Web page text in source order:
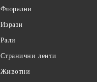
Флорални
Изрази
Рали
Странични ленти
Животни